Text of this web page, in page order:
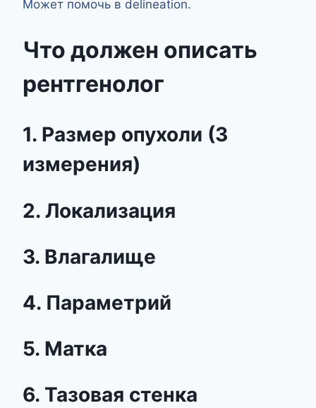
Может помочь в delineation.
Что должен описать
рентгенолог
1. Размер опухоли (3
измерения)
2. Локализация
3. Влагалище
4. Параметрий
5. Матка
6. Тазовая стенка